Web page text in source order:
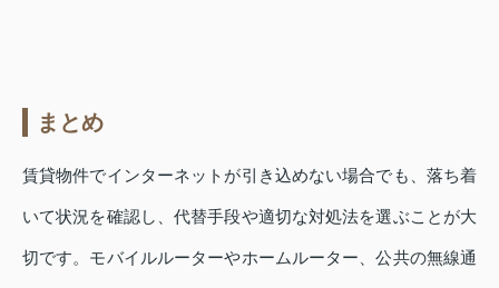
まとめ
賃貸物件でインターネットが引き込めない場合でも、落ち着
いて状況を確認し、代替手段や適切な対処法を選ぶことが大
切です。モバイルルーターやホームルーター、公共の無線通